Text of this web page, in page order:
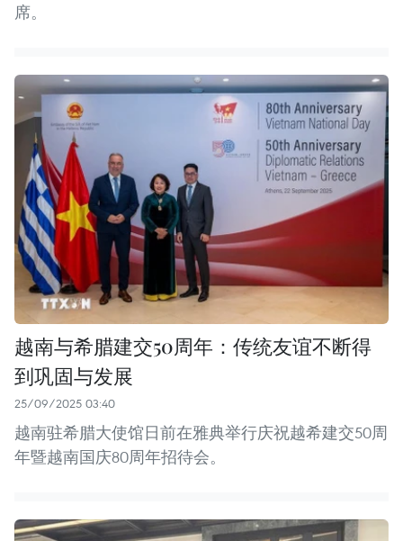
席。
越南与希腊建交50周年：传统友谊不断得
到巩固与发展
25/09/2025 03:40
越南驻希腊大使馆日前在雅典举行庆祝越希建交50周
年暨越南国庆80周年招待会。